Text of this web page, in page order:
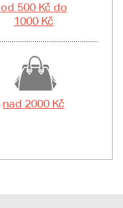
od 500 Kč do
1000 Kč
nad 2000 Kč